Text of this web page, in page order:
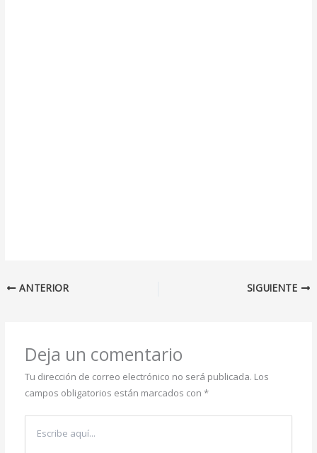
ANTERIOR SIGUIENTE
Deja un comentario
Tu dirección de correo electrónico no será publicada. Los
campos obligatorios están marcados con *
aquí...